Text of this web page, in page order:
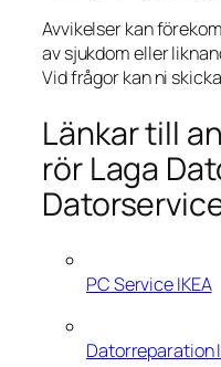
Avvikelser kan
av sjukdom eller
Vid frågor kan ni
Länkar till
rör Laga
PC Service IKEA
Datorreparation